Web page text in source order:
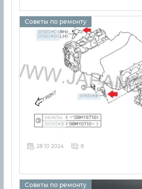
Советы по ремонту
28 10 2024 8
Советы по ремонту